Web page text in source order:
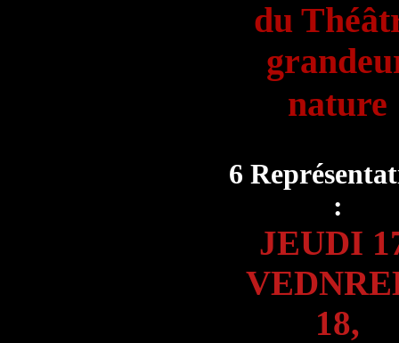
du
nature
6
:
JEUDI
18,